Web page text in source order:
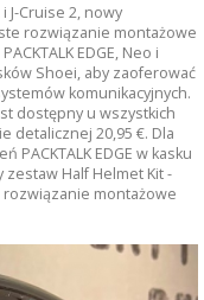
J-Cruise 2, nowy
rozwiązanie montażowe
PACKTALK EDGE, Neo i
Shoei, aby zaoferować
komunikacyjnych.
dostępny u wszystkich
detalicznej 20,95 €. Dla
EDGE w kasku
Half Helmet Kit -
montażowe